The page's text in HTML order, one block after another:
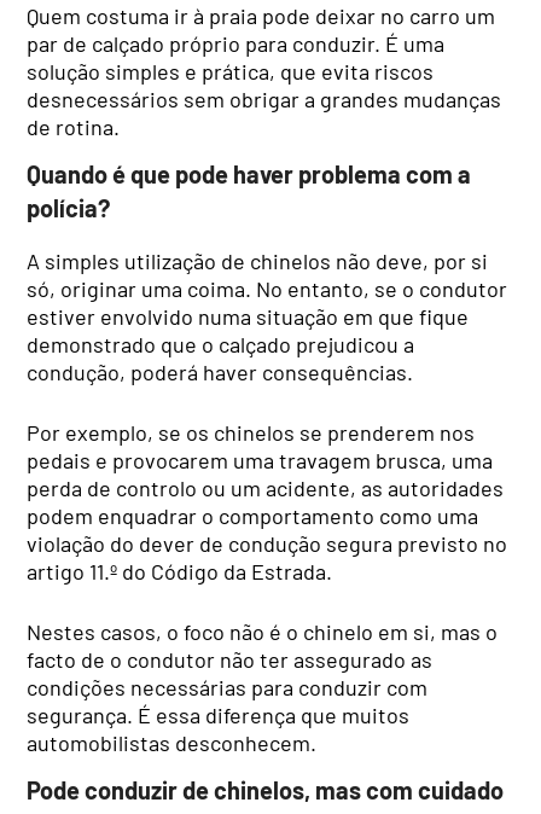
Quem costuma ir à praia pode deixar no carro um
par de calçado próprio para conduzir. É uma
solução simples e prática, que evita riscos
desnecessários sem obrigar a grandes mudanças
de rotina.
Quando é que pode haver problema com a
polícia?
A simples utilização de chinelos não deve, por si
só, originar uma coima. No entanto, se o condutor
estiver envolvido numa situação em que fique
demonstrado que o calçado prejudicou a
condução, poderá haver consequências.
Por exemplo, se os chinelos se prenderem nos
pedais e provocarem uma travagem brusca, uma
perda de controlo ou um acidente, as autoridades
podem enquadrar o comportamento como uma
violação do dever de condução segura previsto no
artigo 11.º do Código da Estrada.
Nestes casos, o foco não é o chinelo em si, mas o
facto de o condutor não ter assegurado as
condições necessárias para conduzir com
segurança. É essa diferença que muitos
automobilistas desconhecem.
Pode conduzir de chinelos, mas com cuidado